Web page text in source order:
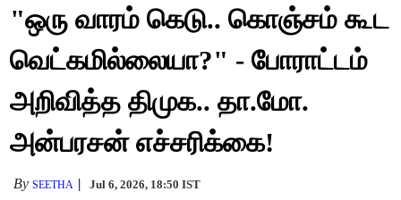
"ஒரு வாரம் கெடு.. கொஞ்சம் கூட
வெட்கமில்லையா?" - போராட்டம்
அறிவித்த திமுக.. தா.மோ.
அன்பரசன் எச்சரிக்கை!
BySEETHA Jul 6, 2026, 18:50 IST